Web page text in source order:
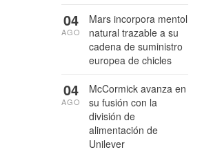
Mars incorpora mentol
natural trazable a su
cadena de suministro
europea de chicles
04
AGO
McCormick avanza en
su fusión con la
división de
alimentación de
Unilever
04
AGO